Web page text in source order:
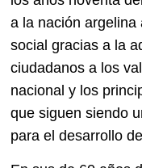
a la nación argelina
social gracias a la
ciudadanos a los
nacional y los
que siguen siendo
para el desarrollo